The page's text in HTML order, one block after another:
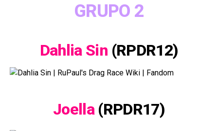
GRUPO 2
Dahlia Sin (RPDR12)
Joella (RPDR17)